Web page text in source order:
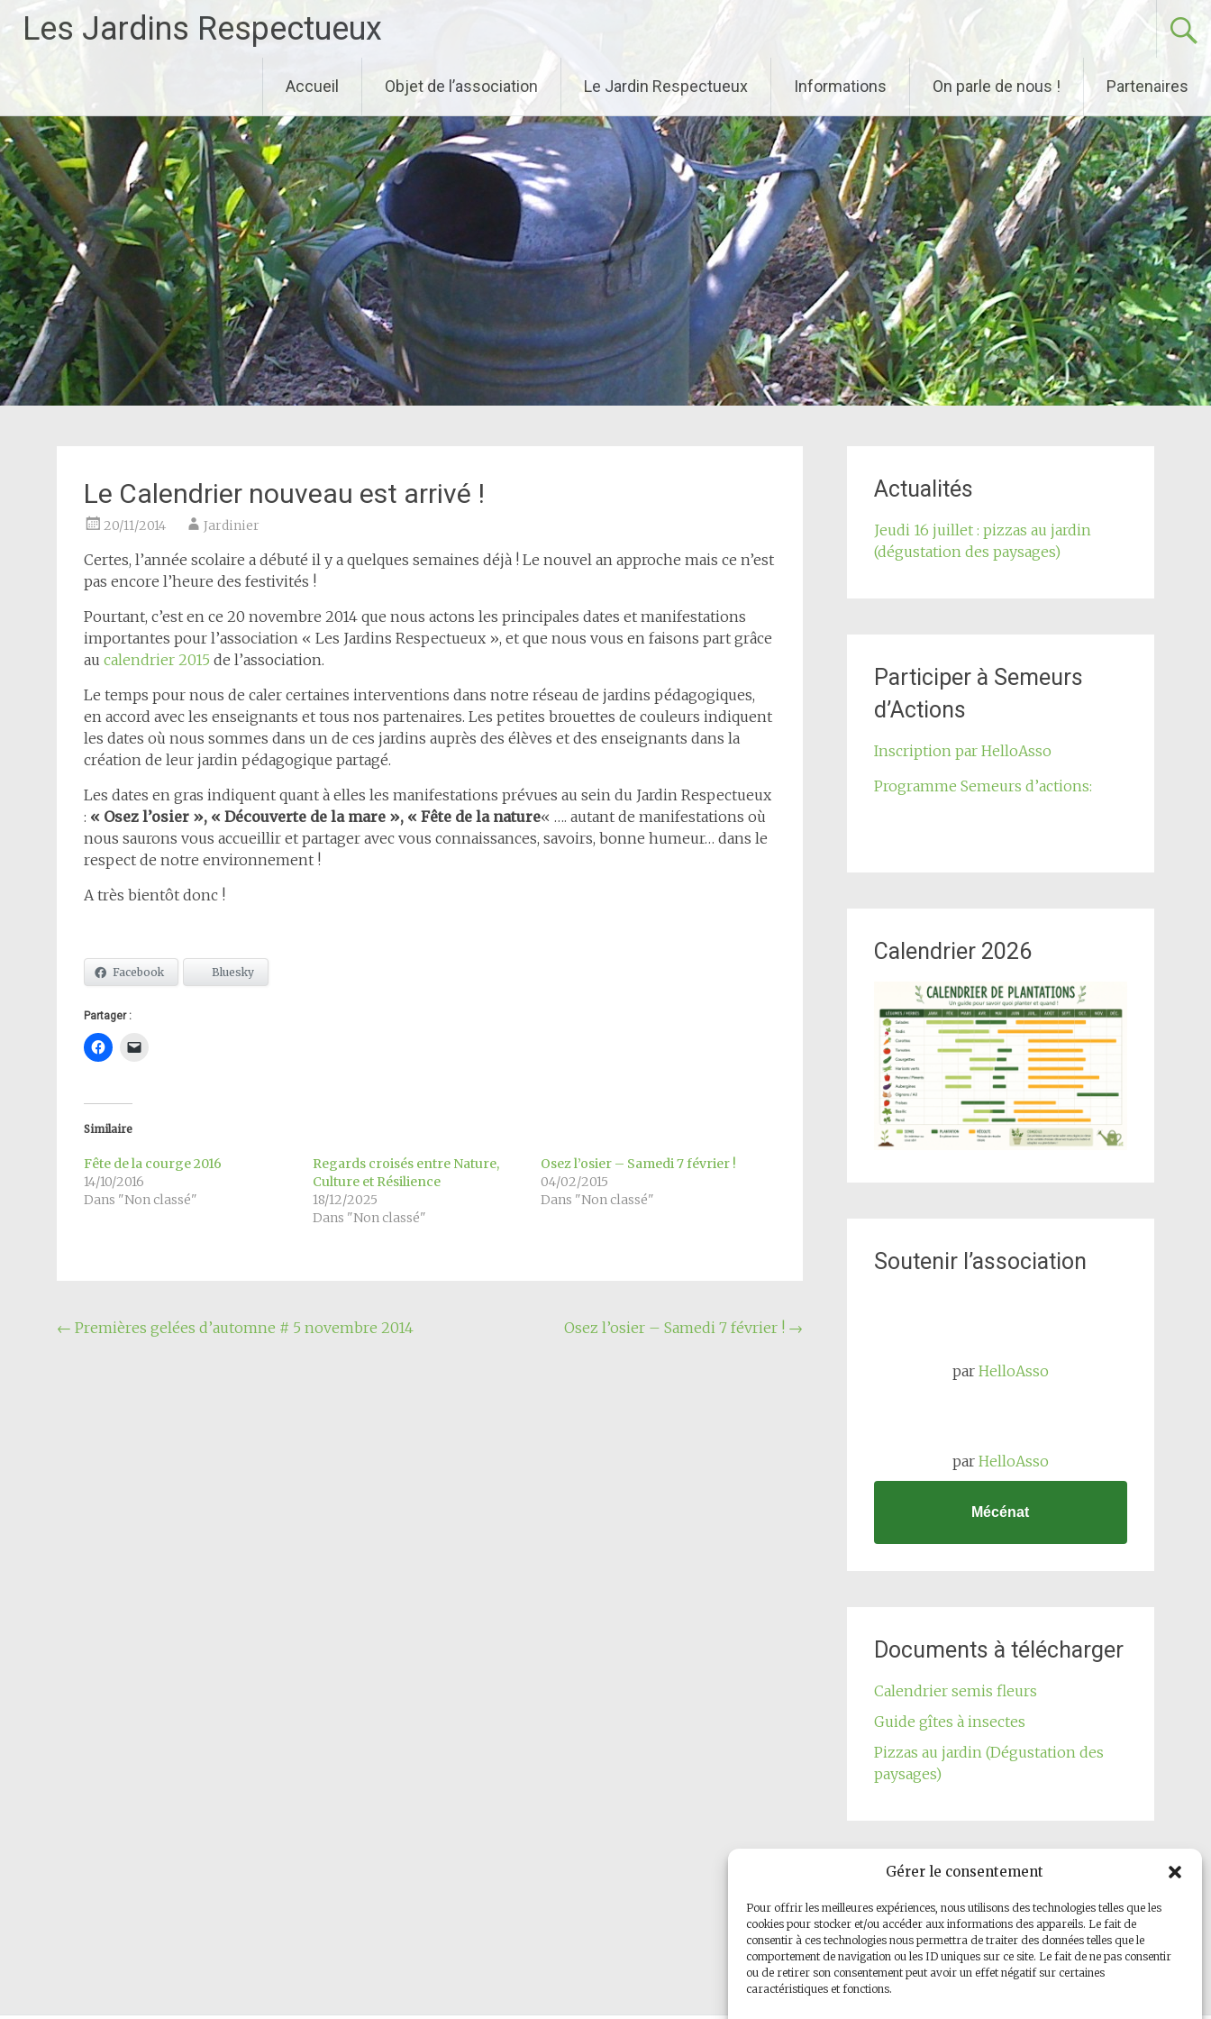
Gérer le consentement
Pour offrir les meilleures expériences, nous utilisons des technologies telles que les
cookies pour stocker et/ou accéder aux informations des appareils. Le fait de
consentir à ces technologies nous permettra de traiter des données telles que le
comportement de navigation ou les ID uniques sur ce site. Le fait de ne pas consentir
ou de retirer son consentement peut avoir un effet négatif sur certaines
caractéristiques et fonctions.
Aller
au
Les Jardins Respectueux
Accueil Objet de l’association Le Jardin Respectueux Informations On parle de nous ! Partenaires
Le Calendrier nouveau est arrivé !
20/11/2014 Jardinier
Certes, l’année scolaire a débuté il y a quelques semaines déjà ! Le nouvel an approche mais ce n’est
pas encore l’heure des festivités !
Pourtant, c’est en ce 20 novembre 2014 que nous actons les principales dates et manifestations
importantes pour l’association « Les Jardins Respectueux », et que nous vous en faisons part grâce
au calendrier 2015 de l’association.
Le temps pour nous de caler certaines interventions dans notre réseau de jardins pédagogiques,
en accord avec les enseignants et tous nos partenaires. Les petites brouettes de couleurs indiquent
les dates où nous sommes dans un de ces jardins auprès des élèves et des enseignants dans la
création de leur jardin pédagogique partagé.
Les dates en gras indiquent quant à elles les manifestations prévues au sein du Jardin Respectueux
: « Osez l’osier », « Découverte de la mare », « Fête de la nature« …. autant de manifestations où
nous saurons vous accueillir et partager avec vous connaissances, savoirs, bonne humeur… dans le
respect de notre environnement !
A très bientôt donc !
Facebook Bluesky
Partager :
Similaire
Fête de la courge 2016
14/10/2016
Dans "Non classé"
Regards croisés entre Nature,
Culture et Résilience
18/12/2025
Dans "Non classé"
Osez l’osier – Samedi 7 février !
04/02/2015
Dans "Non classé"
Navigation
← Premières gelées d’automne # 5 novembre 2014 Osez l’osier – Samedi 7 février ! →
Actualités
Jeudi 16 juillet : pizzas au jardin
(dégustation des paysages)
Participer à Semeurs
d’Actions
Inscription par HelloAsso
Programme Semeurs d’actions:
Calendrier 2026
Soutenir l’association
par HelloAsso
par HelloAsso
Mécénat
Documents à télécharger
Calendrier semis fleurs
Guide gîtes à insectes
Pizzas au jardin (Dégustation des
paysages)
Notre page Facebook